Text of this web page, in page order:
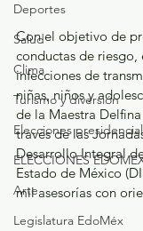
Deportes
Salud
Clima
Turismo y diversión
Elecciones
ELECCIONES
Arte
Legislatura EdoMéx
Con el objetivo de
conductas de riesgo,
infecciones de
niñas, niños y
de la Maestra
través de las
Desarrollo Integral
Estado de México
mil asesorías con